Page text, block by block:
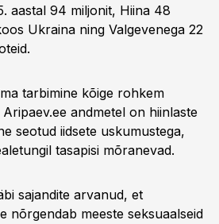
aastal 94 miljonit, Hiina 48
Ukraina ning Valgevenega 22
tarbimine kõige rohkem
andmetel on hiinlaste
seotud iidsete uskumustega,
tasapisi mõranevad.
sajandite arvanud, et
nõrgendab meeste seksuaalseid